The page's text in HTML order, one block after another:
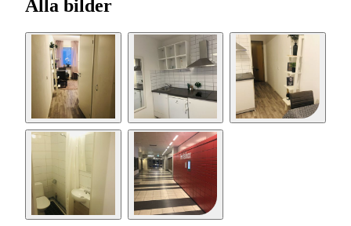
Alla bilder